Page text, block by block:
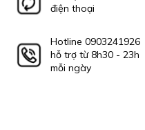
điện thoại
Hotline 0903241926
hỗ trợ từ 8h30 - 23h
mỗi ngày